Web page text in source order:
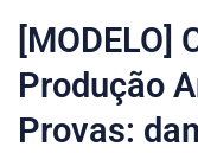
[MODELO]
Produção
Provas: